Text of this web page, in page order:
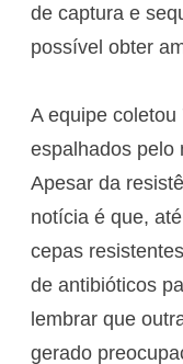
de captura e
possível obter
A equipe
espalhados pelo
Apesar da
notícia é que,
cepas
de antibióticos
lembrar que
gerado